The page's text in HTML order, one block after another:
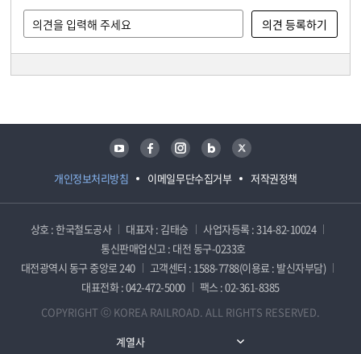
개인정보처리방침 이메일무단수집거부 저작권정책
유튜브 페이스북 인스타그램 블로그 트위터
상호 : 한국철도공사 대표자 : 김태승
사업자등록 : 314-82-10024
통신판매업신고 : 대전 동구-0233호
대전광역시 동구 중앙로 240
고객센터 : 1588-7788(이용료 : 발신자부담)
대표전화 : 042-472-5000
팩스 : 02-361-8385
COPYRIGHT ⓒ KOREA RAILROAD. ALL RIGHTS RESERVED.
계열사